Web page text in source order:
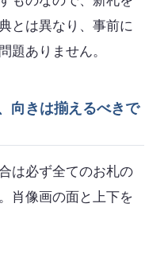
とは異なり、事前に
題ありません。
向きは揃えるべきで
は必ず全てのお札の
肖像画の面と上下を